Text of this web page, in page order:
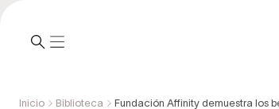
Inicio Biblioteca Fundación Affinity demuestra los